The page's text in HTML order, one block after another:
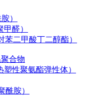
）
醛）
苯二甲酸丁二醇酯）
合物
塑性聚氨酯弹性体）
酰胺）